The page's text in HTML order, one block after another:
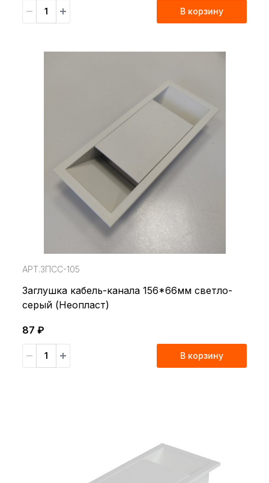
В корзину
АРТ.ЗПСС-105
Заглушка кабель-канала 156*66мм светло-
серый (Неопласт)
87 ₽
В корзину